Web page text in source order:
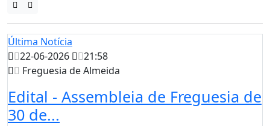
Última Notícia
22-06-2026
21:58
Freguesia de Almeida
Edital - Assembleia de Freguesia de
30 de...